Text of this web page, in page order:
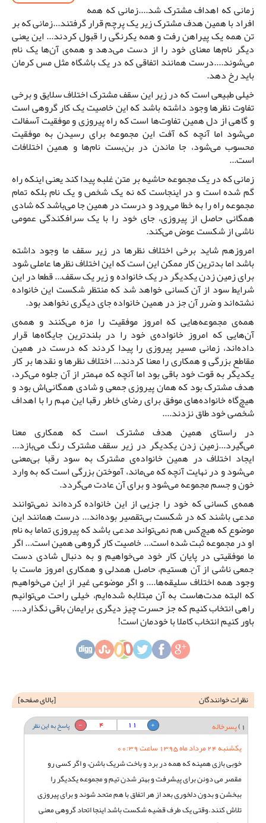
زمانی که اهداف مشترک شد....زمانی که همه
افراد با همین هدف مشترک زیر یک پرچم قرار گرفتند...زمانی که بر
تن همه یک پیراهن رفت و همه یکرنگی را قبول کردند... این یعنی
دیگر نام‌ها معنای خود را از دست می‌دهد و همه‌ی آن‌ها یک نام
می‌شوند....درست همانند اتفاقی که در یک باشگاه مثل مس کرمان
باید رخ دهد.
خیلی طبیعی است که در زیر این سقف مشترک اختلاف سلایق و برخی
تفاوت نظرها وجود داشته باشد که این خاصیت یک کار گروهی است
و گاهی از دل همین تفاوت‌ها است که راه پیروزی و موفقیت آسفالت
می‌شود اما آنچه که آفت این مجموعه برای رسیدن به موفقیت
محسوب می‌شود، جا ماندن در بن‌بست نام‌ها و همین اختلافات
است...
زمانی که در یک مجموعه حاشیه بر متن غلبه پیدا کند یعنی اینکه راه
گم شده است و در اینجاست که نه یک شخص و یک نام بلکه تمام
مجموعه راه را به خطا می‌رود و درست در همین جا می‌باشد که شادی
همگانی حاصل از پیروزی، جای خود را با یک سرافکندگی عمومی
ناشی از شکست عوض می‌کند.
امروزهم شاید برخی اختلاف نظرها در زیر سقف ما وجود داشته
باشد اما بدترین کار ممکن این است که این اختلاف نظرها عاملی شود
برای زمین زدن یکدیگر در یک خانواده و زیر یک سقف... قطعا در این
شرایط سود از آن کسانی خواهد شد که منتظر شکست این خانواده
نشته‌اند و ضرر آن جز در همین خانواده جای دیگری نخواهد بود.
همه‌ی مجموعه‌هایی که امروز موفقیت را مزه می‌کنند و همه‌ی
آن‌هایی که امروز خانواده‌ی خود را در بلندترین جایگاه‌ها قرار
داده‌اند، زمانی مسیر پیروزی را پیدا کردند که درست در همین
مقاطع بزرگی و همکاری را معنا کردند... اختلاف نظرها و نقدها بر کار
یکدیگر به قوت خود باقی بود اما آنچه که مهمتر از آن جلوه می‌کرد،
هدف مشترک بود که همان پیروزی جمعی و شادی همگانی‌اش بود و
هیچ‌گاه خانواده‌های موفق برای رضای خاطر رقبا این مهم را با اهداف
شخصی خود طاق نزدند....
در راستای همین هدف مشترک است که همکاری معنا
می‌گیرد...زمین زدن یکدیگر در زیر سقف مشترک رنگ می‌بازد...
ایجاد اختلاف در همین خانواده‌ی مشترک به سود رقبا بی‌معنی
می‌شود و در نهایت آنچه که می‌ماند، آموختن بزرگی است که به وارد
خون و جسم مجموعه می‌شود و برای آن عادت می‌گردد.
همه‌ی کسانی که خود را جزیی از این خانواده کرده‌اند نمی‌توانند
مدعی باشند که در شکست بی‌تقصیر بوده‌اند... درست همانند این
موضوع که هیچ‌کس هم نمی‌تواند مدعی باشد که پیروزی تماما به نام
او در مجموعه ثبت شده است... خاصیت کار گروهی همین است... اگر
ما موفقیتی در پایان کار خود می‌خواهیم و به دنبال شادی دست
جمعی ناشی از آن هستیم، حاصل همدلی و همکاری امروز ماست با
وجود همه اختلاف سلیقه‌ها.... و اگر موضوعی غیر از این می‌خواهیم
که البته مدت‌هاست به آن مبتلابه شده‌ایم، خیلی راحت می‌توانیم
راهی انتخاب کنیم که جز حسرت چیز دیگری برایمان باقی نگذارد....
باور کنیم انتخاب کاملا با خودمان است!
نظرات خوانندگان [بالای صفحه]
1) پسرخاله پاسخ به این نظر 4
11
یکشنبه 24 مرداد ماه 1395 ساعت 00:39
خوبی بازی همینه که همه در برد و باخت شریک باشن، و اگر کسی رو
مقصر می دونن برای پیشرفت و بهتر شدن تیم و مجموعه یکدیگر را
ببخشن و بدون دلخوری بعد از هر اتفاق با هم متحد شوند و برای پیروزی
تلاش کنند.وقتی یک طرف قضیه شکست باشد اینجا اتحاد گروهی معنی